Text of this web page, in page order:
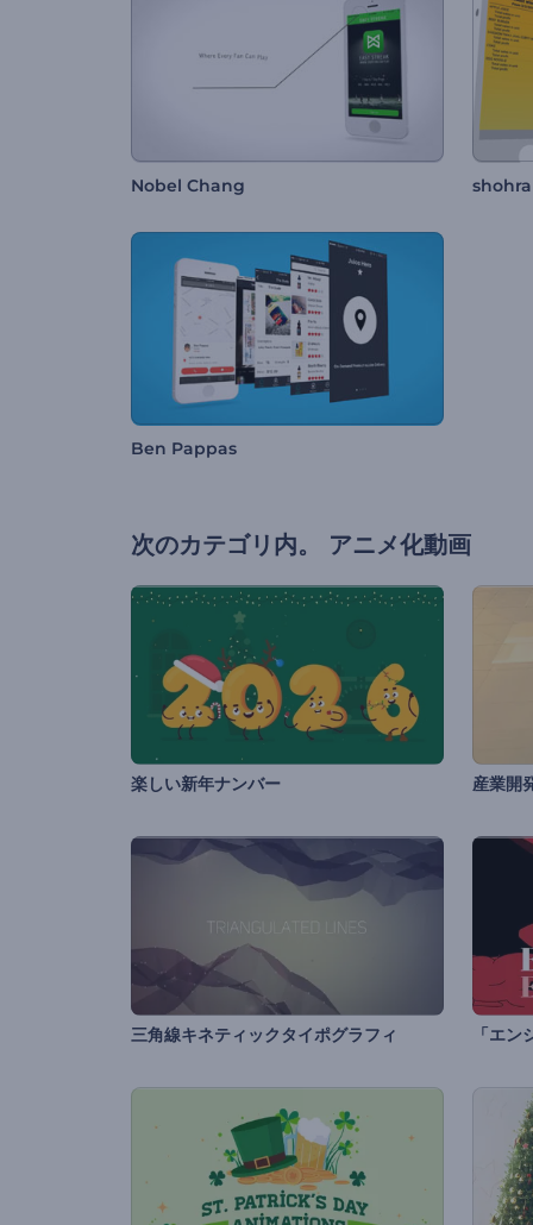
Nobel Chang
Ben Pappas
次のカテゴリ内。 アニメ化動画
楽しい新年ナンバー 産業開
三角線キネティックタイポグラフィ